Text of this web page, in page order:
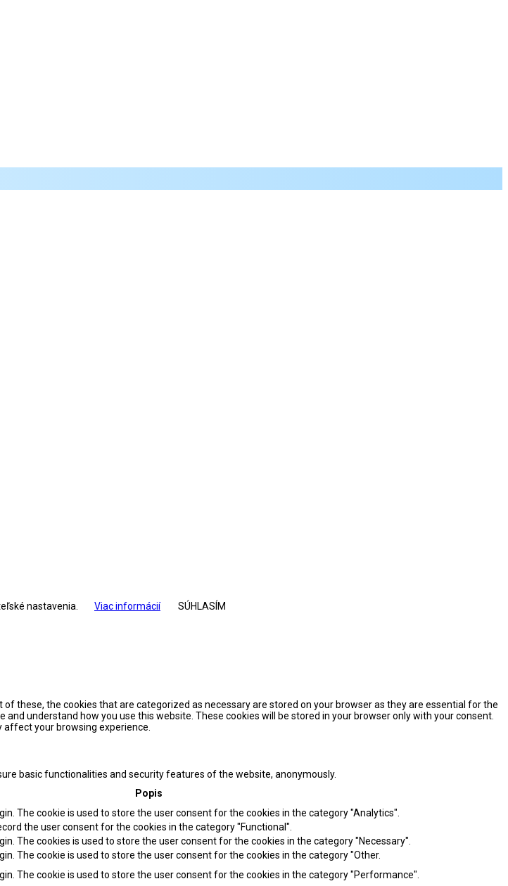
nastavenia. Viac informácií SÚHLASÍM
these, the cookies that are categorized as necessary are stored on your browser as they are essential for the
understand how you use this website. These cookies will be stored in your browser only with your consent.
your browsing experience.
basic functionalities and security features of the website, anonymously.
Popis
The cookie is used to store the user consent for the cookies in the category "Analytics".
the user consent for the cookies in the category "Functional".
The cookies is used to store the user consent for the cookies in the category "Necessary".
The cookie is used to store the user consent for the cookies in the category "Other.
The cookie is used to store the user consent for the cookies in the category "Performance".